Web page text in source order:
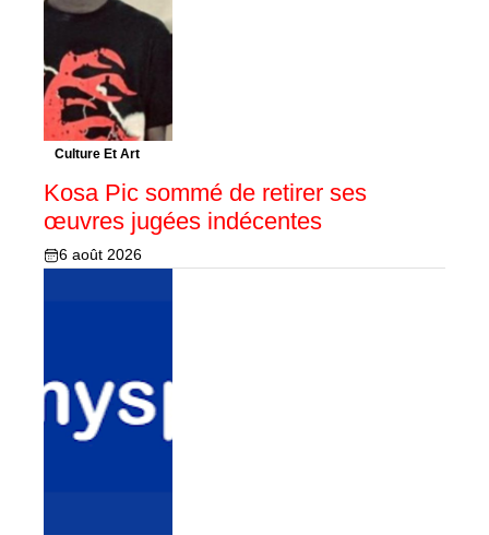
Culture Et Art
Kosa Pic sommé de retirer ses
œuvres jugées indécentes
6 août 2026